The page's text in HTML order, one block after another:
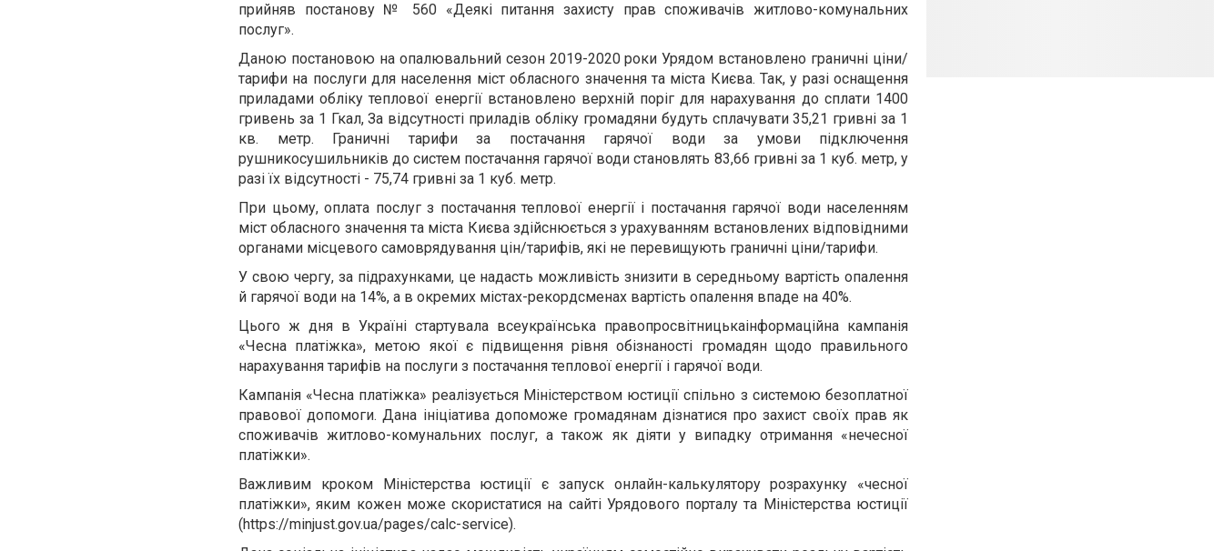
прийняв постанову № 560«Деякі питання захисту прав споживачів житлово-комунальних
послуг».
Даною постановою на опалювальний сезон 2019-2020 роки Урядом встановлено граничні ціни/
тарифи на послуги для населення міст обласного значення та міста Києва. Так, у разі оснащення
приладами обліку теплової енергії встановлено верхній поріг для нарахування до сплати 1400
гривень за 1 Гкал, За відсутності приладів обліку громадяни будуть сплачувати 35,21 гривні за 1
кв. метр. Граничні тарифи за постачання гарячої води за умови підключення
рушникосушильників до систем постачання гарячої води становлять 83,66 гривні за 1 куб. метр, у
разі їх відсутності - 75,74 гривні за 1 куб. метр.
При цьому, оплата послуг з постачання теплової енергії і постачання гарячої води населенням
міст обласного значення та міста Києва здійснюється з урахуванням встановлених відповідними
органами місцевого самоврядування цін/тарифів, які не перевищують граничні ціни/тарифи.
У свою чергу, за підрахунками, це надасть можливість знизити в середньому вартість опалення
й гарячої води на 14%, а в окремих містах-рекордсменах вартість опалення впаде на 40%.
Цього ж дня в Україні стартувала всеукраїнська правопросвітницькаінформаційна кампанія
«Чесна платіжка», метою якої є підвищення рівня обізнаності громадян щодо правильного
нарахування тарифів на послуги з постачання теплової енергії і гарячої води.
Кампанія «Чесна платіжка» реалізується Міністерством юстиції спільно з системою безоплатної
правової допомоги. Дана ініціатива допоможе громадянам дізнатися про захист своїх прав як
споживачів житлово-комунальних послуг, а також як діяти у випадку отримання «нечесної
платіжки».
Важливим кроком Міністерства юстиції є запуск онлайн-калькулятору розрахунку «чесної
платіжки», яким кожен може скористатися на сайті Урядового порталу та Міністерства юстиції
(https://minjust.gov.ua/pages/calc-service).